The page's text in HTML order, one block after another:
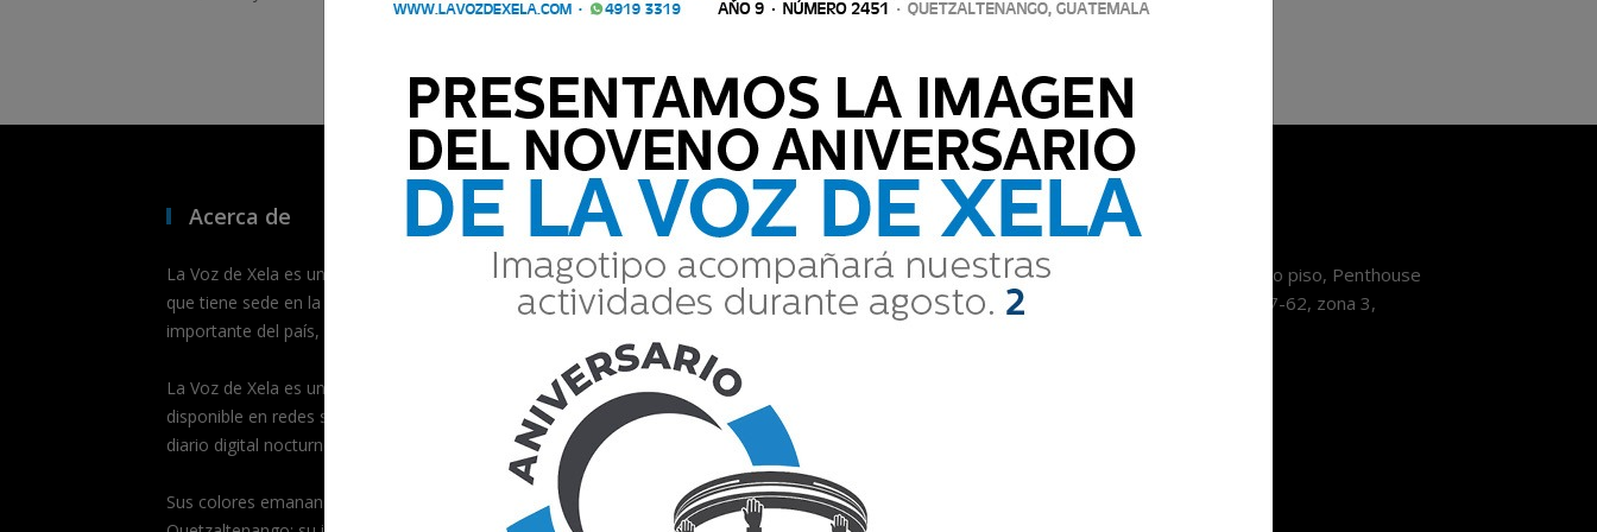
Acerca de
La Voz de Xela es un medio de comunicación digital
que tiene sede en la segunda ciudad más
importante del país, Quetzaltenango.
La Voz de Xela es un medio multiplataformas,
disponible en redes sociales, portal de noticias y
diario digital nocturno.
Sus colores emanan de la bandera de
Actualidad
Nueve años construyendo
juntos la era digital
Accidente en zona 3 deja a
comerciante con
amputación ...
06/08/2026
Contáctanos
Torre Pradera Xela, décimo piso, Penthouse
1003, Avenida Las Américas 7-62, zona 3,